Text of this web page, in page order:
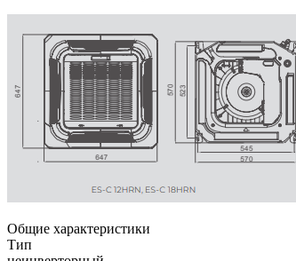
Общие характеристики
Тип